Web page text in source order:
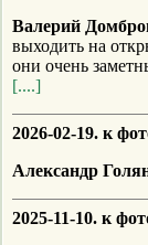
Валерий
выходить на
они очень
[....]
2026-02-19. к
Александр
2025-11-10. к